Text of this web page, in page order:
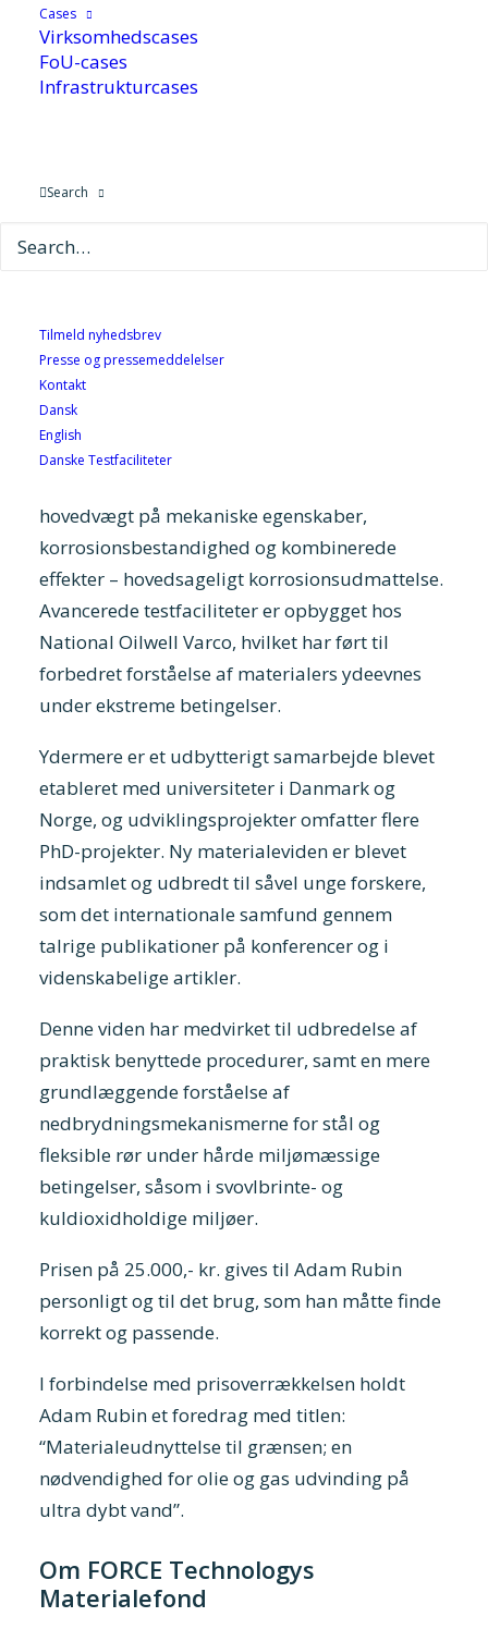
Cases
Virksomhedscases
FoU-cases
Infrastrukturcases
Search
Tilmeld nyhedsbrev
Presse og pressemeddelelser
Kontakt
Dansk
English
Danske Testfaciliteter
1. februar 2019
Adam Rubin modtog prisen i forbindelse med
indsats.
Prisen gives som påskønnelse og anerkendelse
og produkter til brug i ekstreme og krævende
omgivelser. Siden sit kandidatprojekt på DTU,
har Adam Rubin specialiseret sig inden for
dette område.
hovedvægt på mekaniske egenskaber,
korrosionsbestandighed og kombinerede
effekter – hovedsageligt korrosionsudmattelse.
Avancerede testfaciliteter er opbygget hos
National Oilwell Varco, hvilket har ført til
forbedret forståelse af materialers ydeevnes
under ekstreme betingelser.
Ydermere er et udbytterigt samarbejde blevet
etableret med universiteter i Danmark og
Norge, og udviklingsprojekter omfatter flere
PhD-projekter. Ny materialeviden er blevet
indsamlet og udbredt til såvel unge forskere,
som det internationale samfund gennem
talrige publikationer på konferencer og i
videnskabelige artikler.
Denne viden har medvirket til udbredelse af
praktisk benyttede procedurer, samt en mere
grundlæggende forståelse af
nedbrydningsmekanismerne for stål og
fleksible rør under hårde miljømæssige
betingelser, såsom i svovlbrinte- og
kuldioxidholdige miljøer.
Prisen på 25.000,- kr. gives til Adam Rubin
personligt og til det brug, som han måtte finde
korrekt og passende.
I forbindelse med prisoverrækkelsen holdt
Adam Rubin et foredrag med titlen:
“Materialeudnyttelse til grænsen; en
nødvendighed for olie og gas udvinding på
ultra dybt vand”.
Om FORCE Technologys
Materialefond